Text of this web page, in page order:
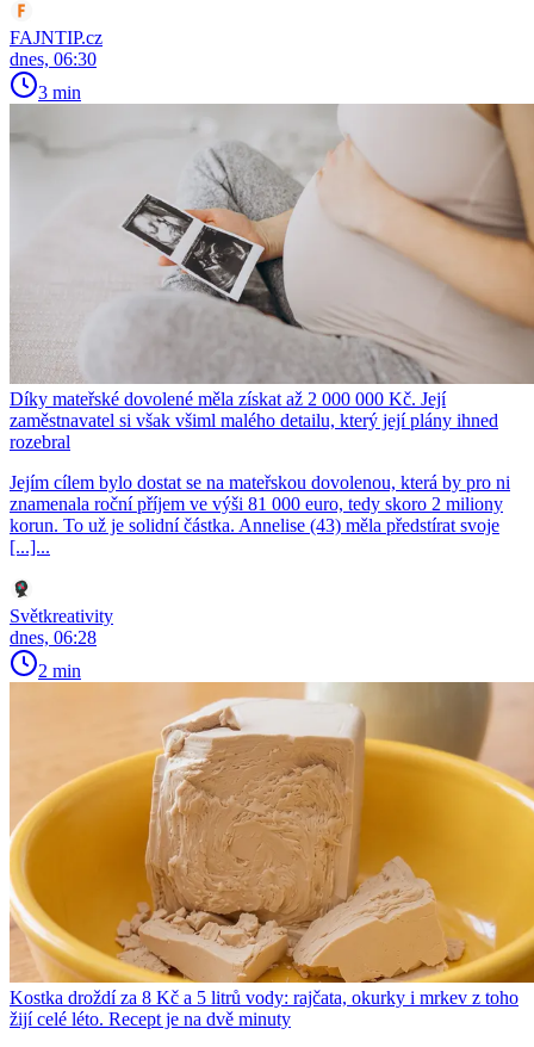
FAJNTIP.cz
dnes, 06:30
3 min
Díky mateřské dovolené měla získat až 2 000 000 Kč. Její
zaměstnavatel si však všiml malého detailu, který její plány ihned
rozebral
Jejím cílem bylo dostat se na mateřskou dovolenou, která by pro ni
znamenala roční příjem ve výši 81 000 euro, tedy skoro 2 miliony
korun. To už je solidní částka. Annelise (43) měla předstírat svoje
[...]...
Světkreativity
dnes, 06:28
2 min
Kostka droždí za 8 Kč a 5 litrů vody: rajčata, okurky i mrkev z toho
žijí celé léto. Recept je na dvě minuty